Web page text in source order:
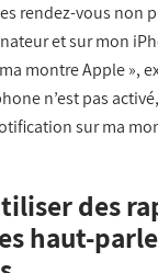
rendez-vous non
et sur mon
montre Apple »,
n’est pas
sur ma
des
haut-